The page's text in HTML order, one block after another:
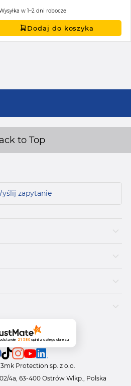
w 1–2 dni robocze
Dodaj do koszyka
to Top
zapytanie
21 580opinii z całego okresu
Protection sp. z o.o.
4a, 63-400 Ostrów Wlkp., Polska